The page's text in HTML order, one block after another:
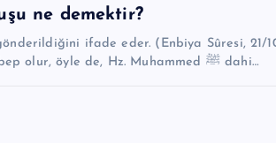
ne demektir?
Yağmur nasıl ki bir rahmettir, yeryüzünün hayat bulmasına sebep olur, öyle de, Hz. Muhammed ﷺ dahi…